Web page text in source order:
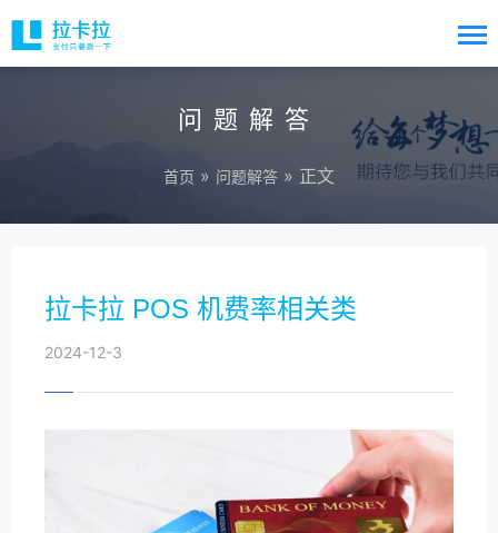
问题解答
首页 » 问题解答 » 正文
拉卡拉 POS 机费率相关类
2024-12-3